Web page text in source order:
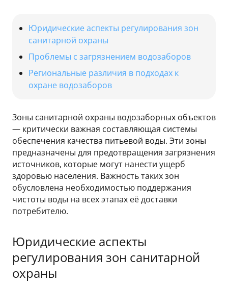
Зоны санитарной охраны водозаборных объектов
— критически важная составляющая системы
обеспечения качества питьевой воды. Эти зоны
предназначены для предотвращения загрязнения
источников, которые могут нанести ущерб
здоровью населения. Важность таких зон
обусловлена необходимостью поддержания
чистоты воды на всех этапах её доставки
потребителю.
Юридические аспекты
регулирования зон санитарной
охраны
Юридические аспекты регулирования зон
санитарной охраны
Проблемы с загрязнением водозаборов
Региональные различия в подходах к
охране водозаборов